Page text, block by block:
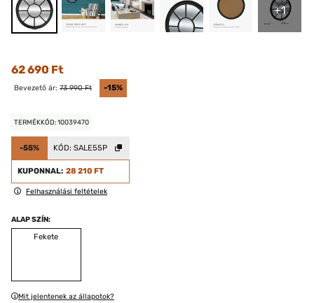
+1
62 690 Ft
Bevezető ár: 73 990 Ft -15%
TERMÉKKÓD: 10039470
-55% KÓD: SALE55P
KUPONNAL: 28 210 FT
Felhasználási feltételek
ALAP SZÍN:
Fekete
Mit jelentenek az állapotok?